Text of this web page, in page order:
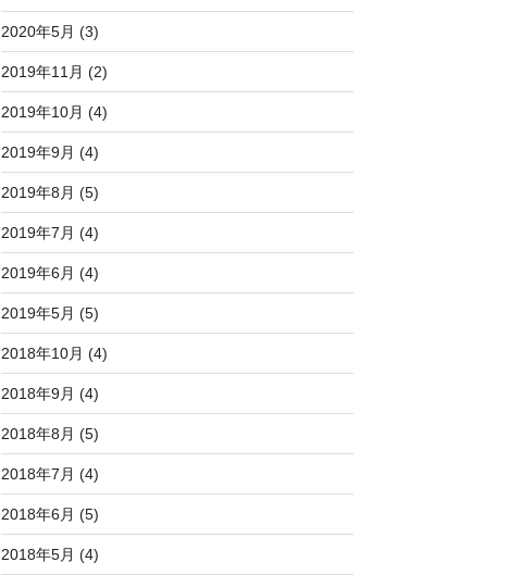
2020年5月 (3)
2019年11月 (2)
2019年10月 (4)
2019年9月 (4)
2019年8月 (5)
2019年7月 (4)
2019年6月 (4)
2019年5月 (5)
2018年10月 (4)
2018年9月 (4)
2018年8月 (5)
2018年7月 (4)
2018年6月 (5)
2018年5月 (4)